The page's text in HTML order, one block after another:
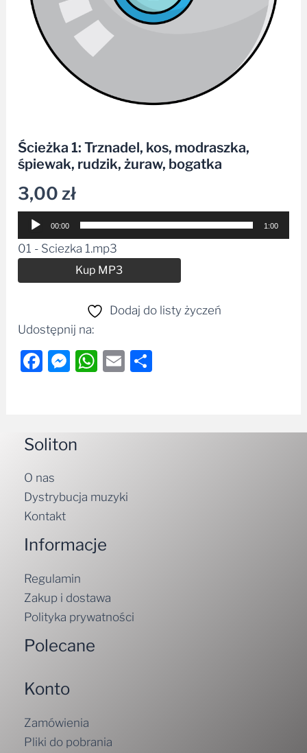
Ścieżka 1: Trznadel, kos, modraszka,
śpiewak, rudzik, żuraw, bogatka
3,00zł
Odtwarzacz
plików
dźwiękowych
00:00 1:00
01 - Sciezka 1.mp3
Kup MP3
Dodaj do listy życzeń
Udostępnij na:
Facebook
Messenger
WhatsApp
Email
Soliton
O nas
Dystrybucja muzyki
Kontakt
Informacje
Regulamin
Zakup i dostawa
Polityka prywatności
Polecane
Konto
Zamówienia
Pliki do pobrania